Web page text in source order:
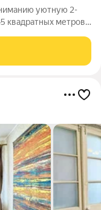
уютную 2-
квадратных метров,
составляет 29